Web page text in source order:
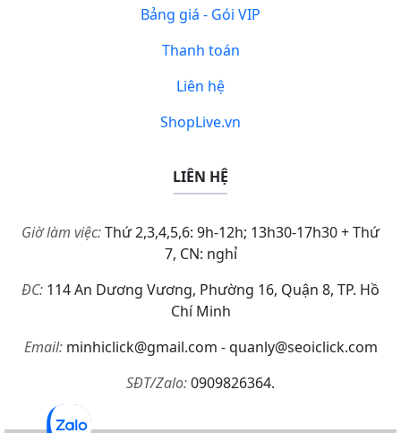
Bảng giá - Gói VIP
Thanh toán
Liên hệ
ShopLive.vn
LIÊN HỆ
Giờ làm việc:Thứ 2,3,4,5,6: 9h-12h; 13h30-17h30 + Thứ
7, CN: nghỉ
ĐC: 114 An Dương Vương, Phường 16, Quận 8, TP. Hồ
Chí Minh
Email:minhiclick@gmail.com - quanly@seoiclick.com
SĐT/Zalo:0909826364.